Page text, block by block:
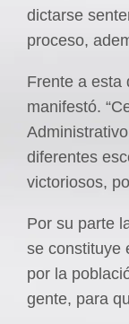
dictarse
proceso,
Frente a esta
manifestó.
diferentes
victoriosos,
Por su parte
se constituye
por la
gente, para